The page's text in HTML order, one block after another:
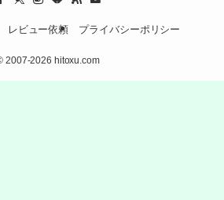
レビュー依頼 プライバシーポリシー
2007-2026 hitoxu.com